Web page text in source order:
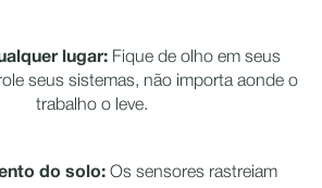
lugar:Fique de olho em seus
seus sistemas, não importa aonde o
trabalho o leve.
do solo:Os sensores rastreiam